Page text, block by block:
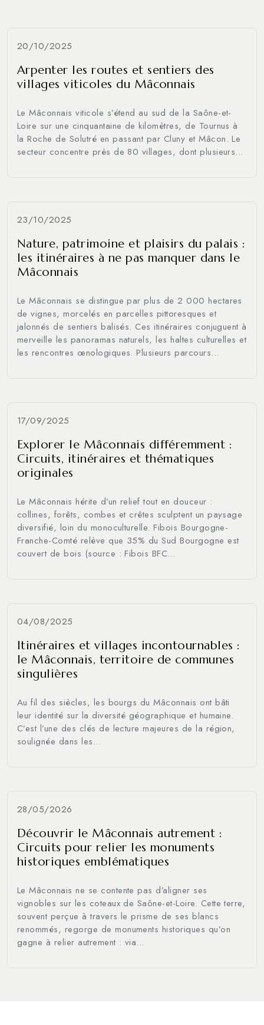
20/10/2025
Arpenter les routes et sentiers des
villages viticoles du Mâconnais
Le Mâconnais viticole s’étend au sud de la Saône-et-
Loire sur une cinquantaine de kilomètres, de Tournus à
la Roche de Solutré en passant par Cluny et Mâcon. Le
secteur concentre près de 80 villages, dont plusieurs...
23/10/2025
Nature, patrimoine et plaisirs du palais :
les itinéraires à ne pas manquer dans le
Mâconnais
Le Mâconnais se distingue par plus de 2 000 hectares
de vignes, morcelés en parcelles pittoresques et
jalonnés de sentiers balisés. Ces itinéraires conjuguent à
merveille les panoramas naturels, les haltes culturelles et
les rencontres œnologiques. Plusieurs parcours...
17/09/2025
Explorer le Mâconnais différemment :
Circuits, itinéraires et thématiques
originales
Le Mâconnais hérite d’un relief tout en douceur :
collines, forêts, combes et crêtes sculptent un paysage
diversifié, loin du monoculturelle. Fibois Bourgogne-
Franche-Comté relève que 35% du Sud Bourgogne est
couvert de bois (source : Fibois BFC...
04/08/2025
Itinéraires et villages incontournables :
le Mâconnais, territoire de communes
singulières
Au fil des siècles, les bourgs du Mâconnais ont bâti
leur identité sur la diversité géographique et humaine.
C’est l’une des clés de lecture majeures de la région,
soulignée dans les...
28/05/2026
Découvrir le Mâconnais autrement :
Circuits pour relier les monuments
historiques emblématiques
Le Mâconnais ne se contente pas d’aligner ses
vignobles sur les coteaux de Saône-et-Loire. Cette terre,
souvent perçue à travers le prisme de ses blancs
renommés, regorge de monuments historiques qu’on
gagne à relier autrement : via...